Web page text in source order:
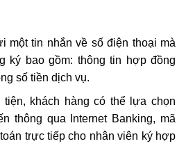
một tin nhắn về số điện thoại mà
ký bao gồm: thông tin hợp đồng
số tiền dịch vụ.
khách hàng có thể lựa chọn
thông qua Internet Banking, mã
trực tiếp cho nhân viên ký hợp